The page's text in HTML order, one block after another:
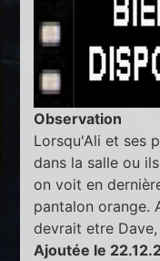
Observation
Lorsqu'Ali et ses
dans la salle ou
on voit en
pantalon orange.
devrait etre
Ajoutée le